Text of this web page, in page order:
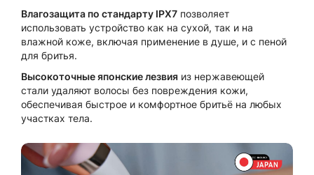
Влагозащита по стандарту IPX7 позволяет
использовать устройство как на сухой, так и на
влажной коже, включая применение в душе, и с пеной
для бритья.
Высокоточные японские лезвия из нержавеющей
стали удаляют волосы без повреждения кожи,
обеспечивая быстрое и комфортное бритьё на любых
участках тела.